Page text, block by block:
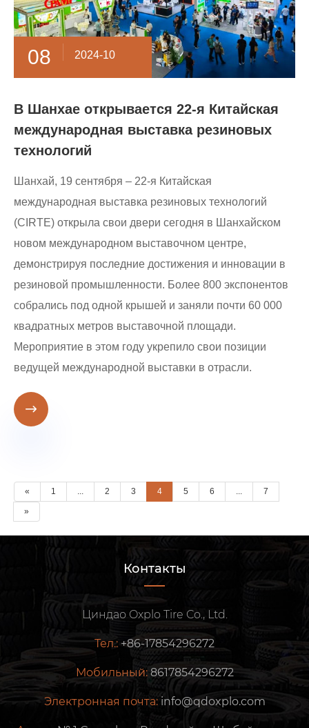
08 2024-10
В Шанхае открывается 22-я Китайская
международная выставка резиновых
технологий
Шанхай, 19 сентября – 22-я Китайская
международная выставка резиновых технологий
(CIRTE) открыла свои двери сегодня в Шанхайском
новом международном выставочном центре,
демонстрируя последние достижения и инновации в
резиновой промышленности. Более 800 экспонентов
собрались под одной крышей и заняли почти 60 000
квадратных метров выставочной площади.
Мероприятие в этом году укрепило свои позиции
ведущей международной выставки в отрасли.

« 1 ... 2 3 4 5 6 ... 7
»
Контакты
Циндао Oxplo Tire Co., Ltd.
Тел.: +86-17854296272
Мобильный: 8617854296272
Электронная почта: info@qdoxplo.com